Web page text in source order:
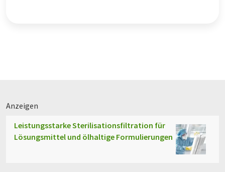
Anzeigen
Leistungsstarke Sterilisationsfiltration für
Lösungsmittel und ölhaltige Formulierungen